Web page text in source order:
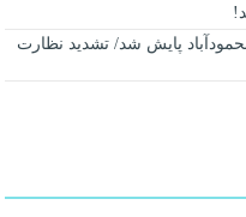
پایش شد/ تشدید نظارت